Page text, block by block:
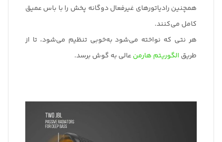
همچنین رادیاتورهای غیرفعال دوگانه پخش را با باس عمیق
کامل می‌کنند.
هر نتی که نواخته می‌شود به‌خوبی تنظیم می‌شود، تا از
طریق الگوریتم هارمنعالی به گوش برسد.